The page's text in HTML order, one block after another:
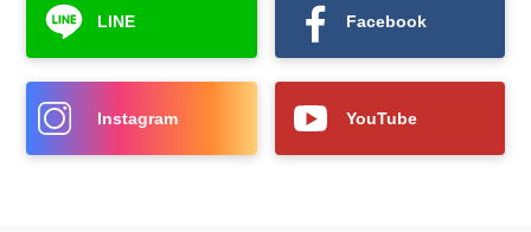
LINE Facebook
Instagram YouTube